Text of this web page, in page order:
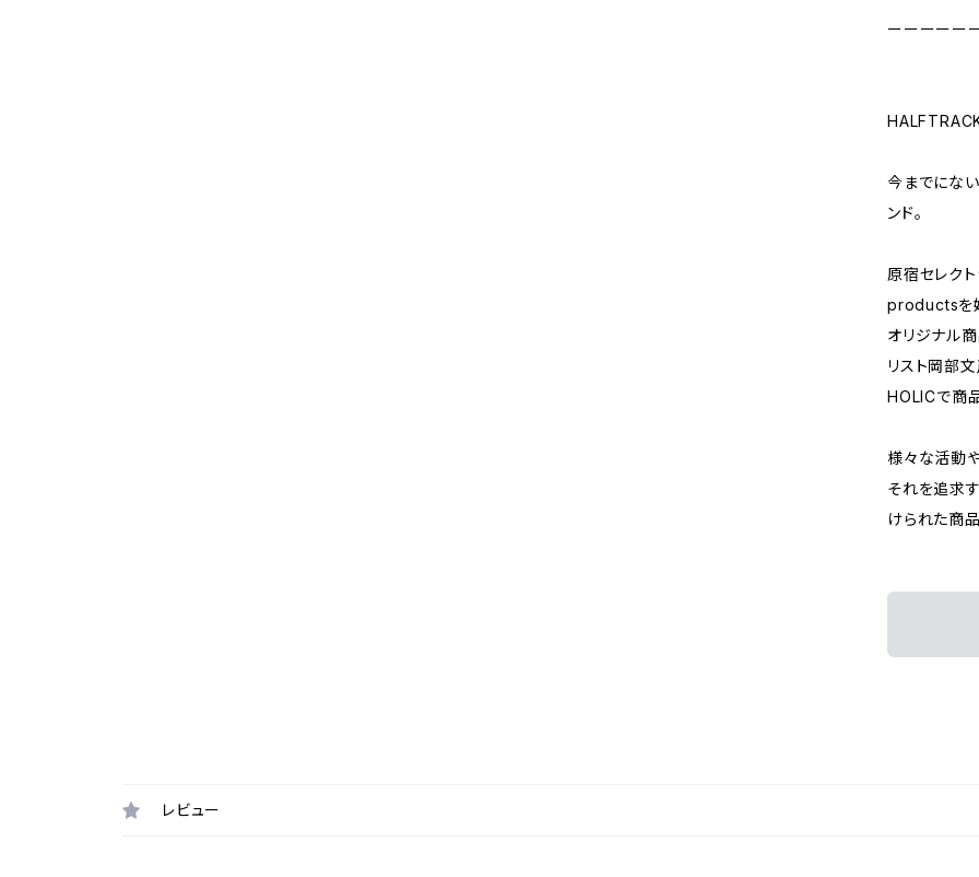
ーーーーー
HALFTRACK
今までにな
ンド。
原宿セレク
productsを
オリジナル
リスト岡部
HOLICで商
様々な活動
それを追求
けられた商
レビュー